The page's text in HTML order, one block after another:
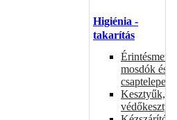
Higiénia -
takarítás
Érintésmentes
mosdók és
csaptelepek
Kesztyűk,
védőkesztyűk